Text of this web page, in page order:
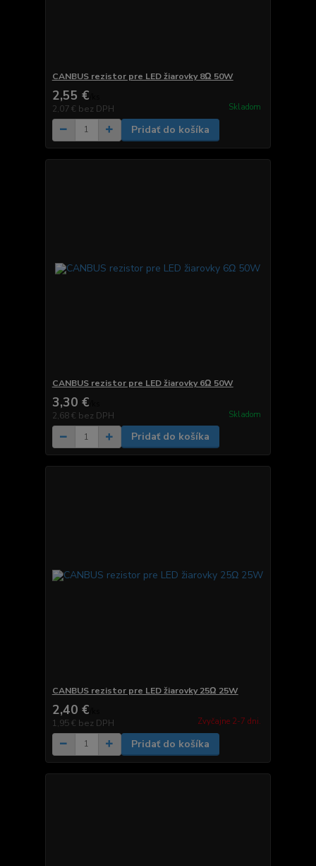
CANBUS rezistor pre LED žiarovky 8Ω 50W
2,55 €
2,07 € bez DPH Skladom
Pridať do košíka
CANBUS rezistor pre LED žiarovky 6Ω 50W
3,30 €
2,68 € bez DPH Skladom
Pridať do košíka
CANBUS rezistor pre LED žiarovky 25Ω 25W
2,40 €
1,95 € bez DPH Zvyčajne 2-7 dni.
Pridať do košíka